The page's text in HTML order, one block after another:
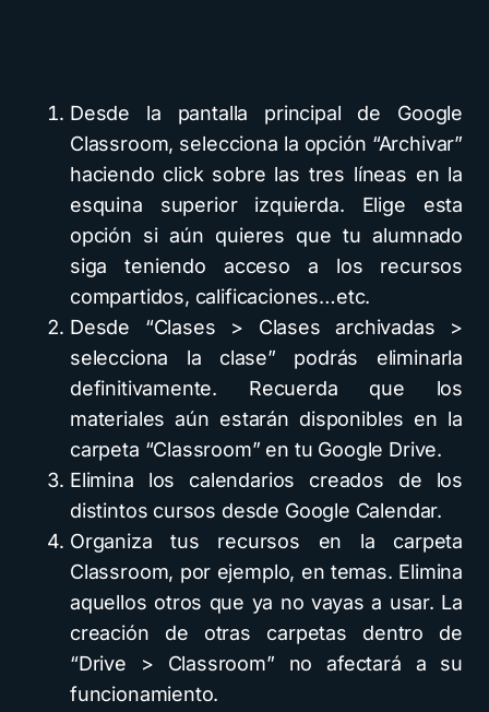
Desde la pantalla principal de Google
Classroom, selecciona la opción “Archivar”
haciendo click sobre las tres líneas en la
esquina superior izquierda. Elige esta
opción si aún quieres que tu alumnado
siga teniendo acceso a los recursos
compartidos, calificaciones…etc.
Desde “Clases > Clases archivadas >
selecciona la clase” podrás eliminarla
definitivamente. Recuerda que los
materiales aún estarán disponibles en la
carpeta “Classroom” en tu Google Drive.
Elimina los calendarios creados de los
distintos cursos desde Google Calendar.
Organiza tus recursos en la carpeta
Classroom, por ejemplo, en temas. Elimina
aquellos otros que ya no vayas a usar. La
creación de otras carpetas dentro de
“Drive > Classroom” no afectará a su
funcionamiento.